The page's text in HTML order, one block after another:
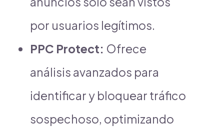
por usuarios legítimos.
PPC Protect: Ofrece
análisis avanzados para
identificar y bloquear tráfico
sospechoso, optimizando